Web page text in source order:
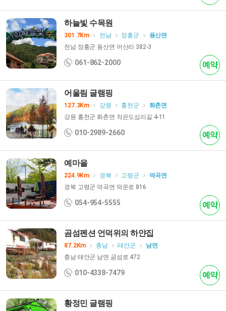
하늘빛 수목원
301.7Km 전남 장흥군
용산면
전남 장흥군 용산면 어산리 382-3
061-862-2000 예약
어울림 글램핑
127.3Km 강원 홍천군
화촌면
강원 홍천군 화촌면 작은도심리길 4-11
010-2989-2660 예약
예마을
224.9Km 경북 고령군
덕곡면
경북 고령군 덕곡면 덕운로 816
054-954-5555 예약
곰섬펜션 언덕위의 하얀집
87.2Km 충남 태안군
남면
충남 태안군 남면 곰섬로 472
010-4338-7479 예약
황정민 글램핑